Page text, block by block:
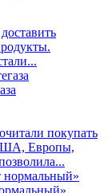
покупать
Европы,